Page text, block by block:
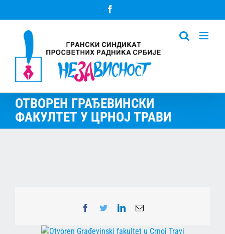
to
ОТВОРЕН ГРАЂЕВИНСКИ
ФАКУЛТЕТ У ЦРНОЈ ТРАВИ
Facebook
TwitterLinkedInEmail